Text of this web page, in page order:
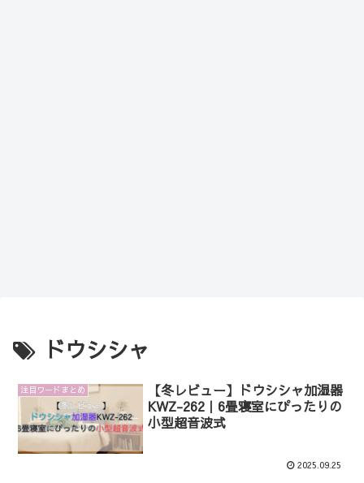
ドウシシャ
注目ワードまとめ
【冬レビュー】ドウシシャ加湿器
KWZ-262｜6畳寝室にぴったりの
小型超音波式
2025.09.25